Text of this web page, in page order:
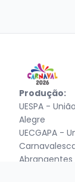
Produção:
UESPA -
Alegre
UECGAPA -
Abrangentes